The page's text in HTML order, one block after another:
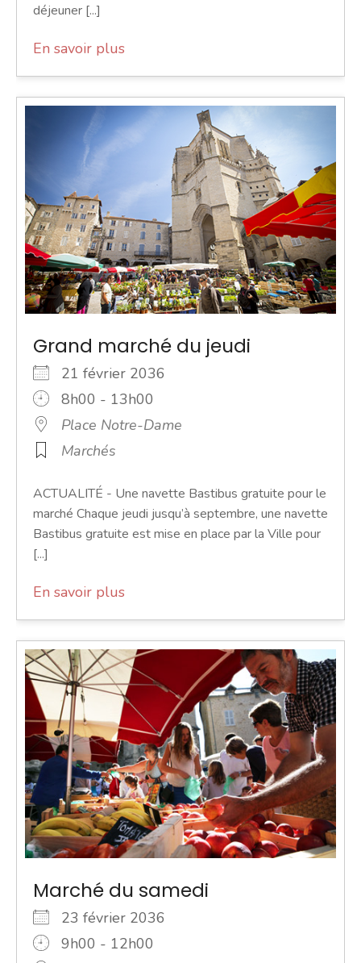
déjeuner [...]
En savoir plus
Grand marché du jeudi
21 février 2036
8h00 - 13h00
Place Notre-Dame
Marchés
ACTUALITÉ - Une navette Bastibus gratuite pour le
marché Chaque jeudi jusqu’à septembre, une navette
Bastibus gratuite est mise en place par la Ville pour
[...]
En savoir plus
Marché du samedi
23 février 2036
9h00 - 12h00